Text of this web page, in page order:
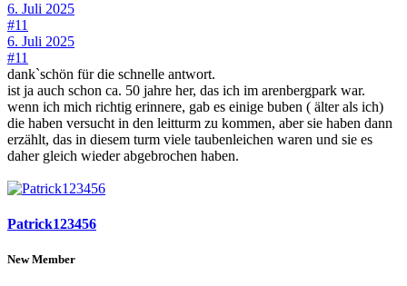
6. Juli 2025
#11
6. Juli 2025
#11
dank`schön für die schnelle antwort.
ist ja auch schon ca. 50 jahre her, das ich im arenbergpark war.
wenn ich mich richtig erinnere, gab es einige buben ( älter als ich)
die haben versucht in den leitturm zu kommen, aber sie haben dann
erzählt, das in diesem turm viele taubenleichen waren und sie es
daher gleich wieder abgebrochen haben.
Patrick123456
New Member